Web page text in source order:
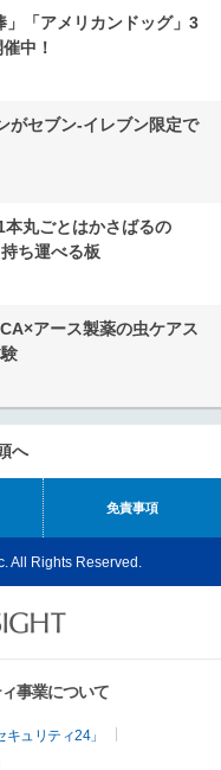
」「アメリカンドッグ」3
中！
セブン‐イレブン限定で
丸ごとはかさばるの
ち運べる板
アース製薬の虫ケアス
へ
免責事項
All Rights Reserved.
事業について
ュリティ24」